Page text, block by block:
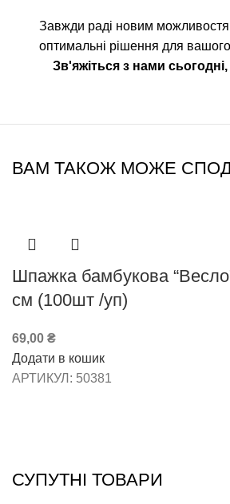
Завжди раді новим можливостям
оптимальні рішення для вашого
Зв'яжіться з нами
ВАМ ТАКОЖ МОЖЕ
Шпажка бамбукова
см (100шт /уп)
69,00 ₴
Додати в кошик
АРТИКУЛ: 50381
СУПУТНІ ТОВАРИ